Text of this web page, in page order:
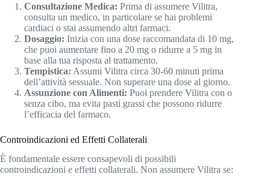
Consultazione Medica: Prima di assumere Vilitra,
consulta un medico, in particolare se hai problemi
cardiaci o stai assumendo altri farmaci.
Dosaggio: Inizia con una dose raccomandata di 10 mg,
che puoi aumentare fino a 20 mg o ridurre a 5 mg in
base alla tua risposta al trattamento.
Tempistica: Assumi Vilitra circa 30-60 minuti prima
dell’attività sessuale. Non superare una dose al giorno.
Assunzione con Alimenti: Puoi prendere Vilitra con o
senza cibo, ma evita pasti grassi che possono ridurre
l’efficacia del farmaco.
Controindicazioni ed Effetti Collaterali
È fondamentale essere consapevoli di possibili
controindicazioni e effetti collaterali. Non assumere Vilitra se: